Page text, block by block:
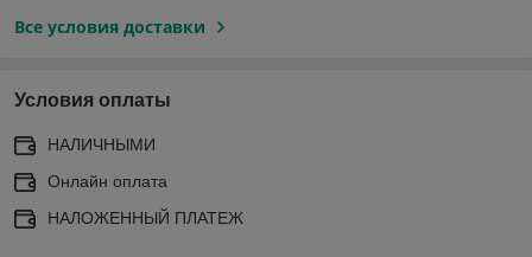
Все условия доставки
Условия оплаты
НАЛИЧНЫМИ
Онлайн оплата
НАЛОЖЕННЫЙ ПЛАТЕЖ